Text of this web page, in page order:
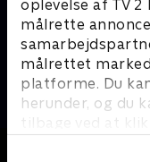
oplevelse af TV
målrette
målrettet
platforme. Du
herunder, og du
tilbage ved at
Hospitalet i
Drama • 1 sæsoner